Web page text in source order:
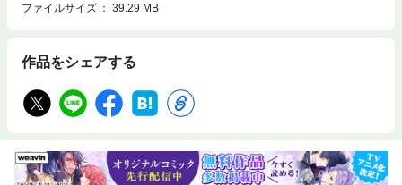
ファイルサイズ
39.29 MB
作品をシェアする